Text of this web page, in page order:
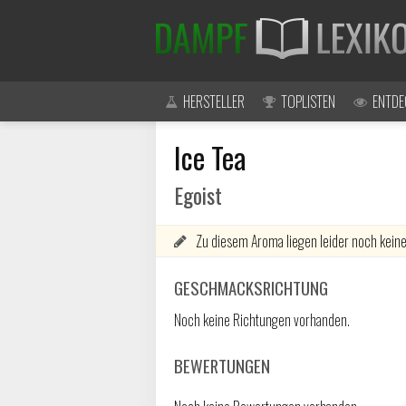
HERSTELLER TOPLISTEN
Ice Tea
Egoist
Zu diesem Aroma liegen leider noch
GESCHMACKSRICHTUNG
Noch keine Richtungen vorhanden.
BEWERTUNGEN